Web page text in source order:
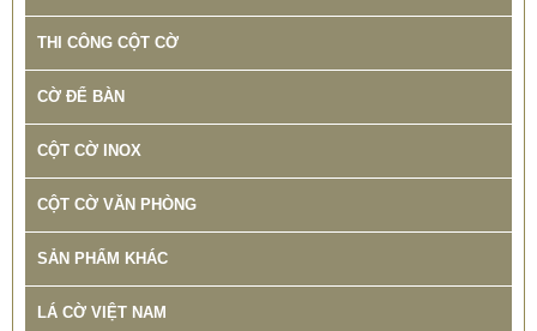
THI CÔNG CỘT CỜ
CỜ ĐỂ BÀN
CỘT CỜ INOX
CỘT CỜ VĂN PHÒNG
SẢN PHẨM KHÁC
LÁ CỜ VIỆT NAM